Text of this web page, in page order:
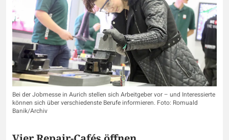
Bei der Jobmesse in Aurich stellen sich Arbeitgeber vor – und Interessierte
können sich über verschiedenste Berufe informieren. Foto: Romuald
Banik/Archiv